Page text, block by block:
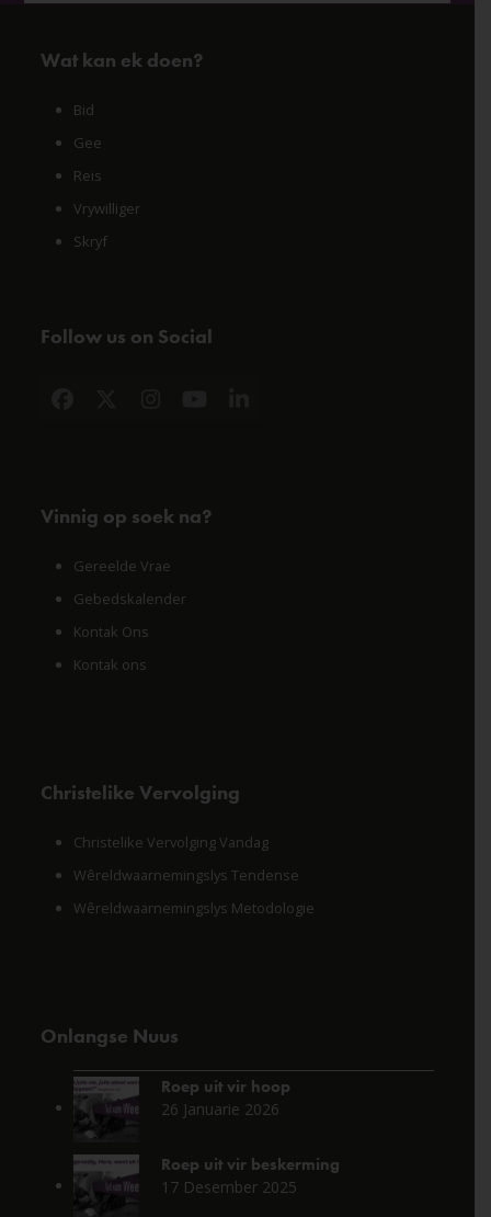
Wat kan ek doen?
Bid
Gee
Reis
Vrywilliger
Skryf
Follow us on Social
Vinnig op soek na?
Gereelde Vrae
Gebedskalender
Kontak Ons
Kontak ons
Christelike Vervolging
Christelike Vervolging Vandag
Wêreldwaarnemingslys Tendense
Wêreldwaarnemingslys Metodologie
Onlangse Nuus
Roep uit vir hoop
26 Januarie 2026
Roep uit vir beskerming
17 Desember 2025